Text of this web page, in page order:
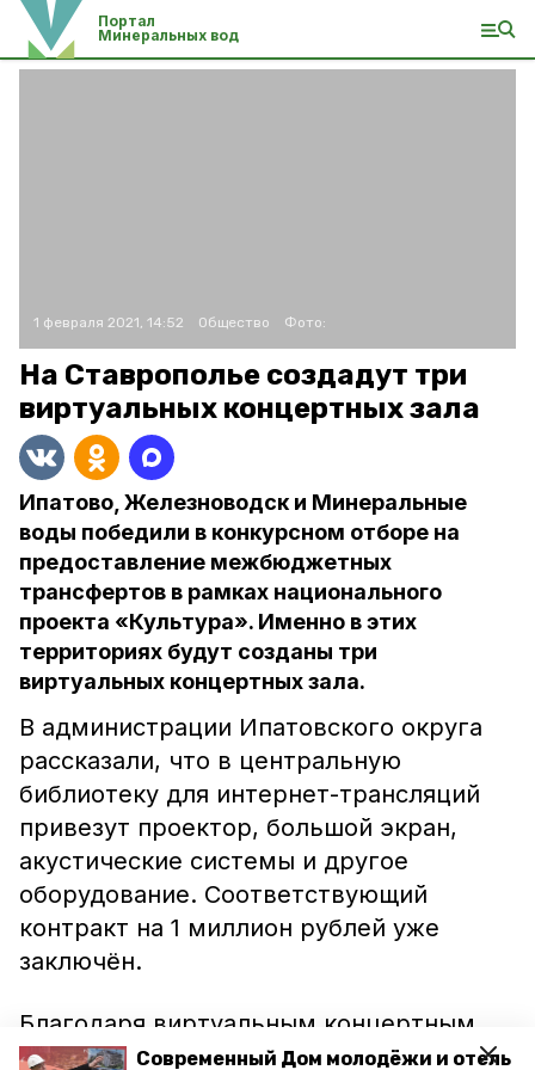
Современный Дом молодёжи и отель
Портал
Минеральных вод
1 февраля 2021, 14:52 Общество Фото:
На Ставрополье создадут три
виртуальных концертных зала
Ипатово, Железноводск и Минеральные
воды победили в конкурсном отборе на
предоставление межбюджетных
трансфертов в рамках национального
проекта «Культура». Именно в этих
территориях будут созданы три
виртуальных концертных зала.
В администрации Ипатовского округа
рассказали, что в центральную
библиотеку для интернет-трансляций
привезут проектор, большой экран,
акустические системы и другое
оборудование. Соответствующий
контракт на 1 миллион рублей уже
заключён.
Благодаря виртуальным концертным
залам жители Ставрополья смогут